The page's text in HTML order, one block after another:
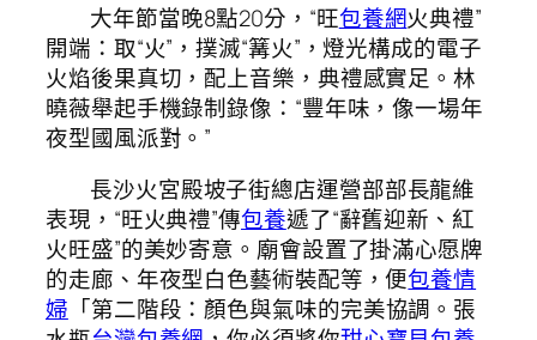
大年節當晚8點20分，“旺包養網火典禮”
開端：取“火”，撲滅“篝火”，燈光構成的電子
火焰後果真切，配上音樂，典禮感實足。林
曉薇舉起手機錄制錄像：“豐年味，像一場年
夜型國風派對。”
長沙火宮殿坡子街總店運營部部長龍維
表現，“旺火典禮”傳包養遞了“辭舊迎新、紅
火旺盛”的美妙寄意。廟會設置了掛滿心愿牌
的走廊、年夜型白色藝術裝配等，便包養情
婦 「第二階段：顏色與氣味的完美協調。張